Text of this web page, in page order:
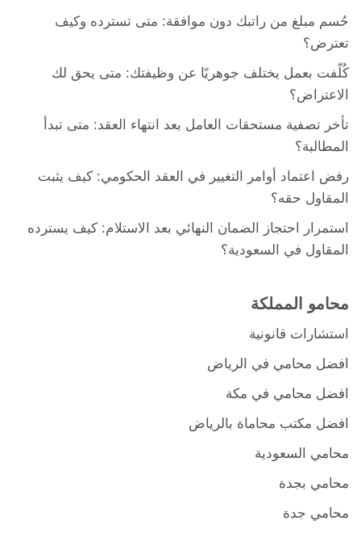
حُسم مبلغ من راتبك دون موافقة: متى تسترده وكيف
تعترض؟
كُلّفت بعمل يختلف جوهريًا عن وظيفتك: متى يحق لك
الاعتراض؟
تأخر تصفية مستحقات العامل بعد انتهاء العقد: متى تبدأ
المطالبة؟
رفض اعتماد أوامر التغيير في العقد الحكومي: كيف يثبت
المقاول حقه؟
استمرار احتجاز الضمان النهائي بعد الاستلام: كيف يسترده
المقاول في السعودية؟
محامو المملكة
استشارات قانونية
افضل محامي في الرياض
افضل محامي في مكة
افضل مكتب محاماة بالرياض
محامي السعودية
محامي بجدة
محامي جدة